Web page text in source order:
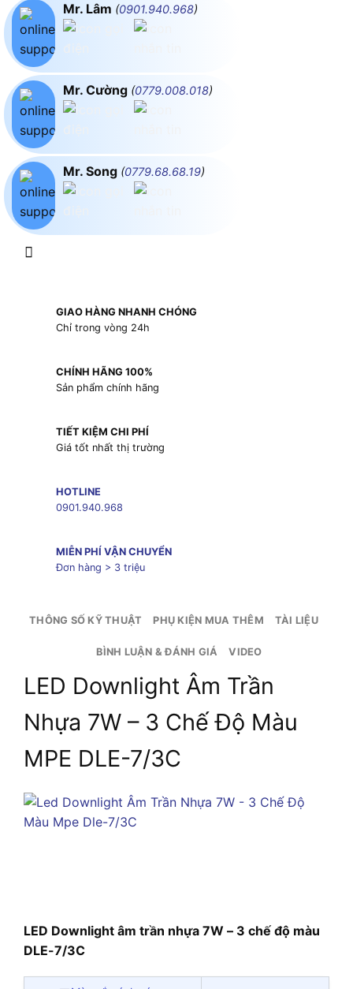
Mr. Lâm (0901.940.968)
Mr. Cường (0779.008.018)
Mr. Song (0779.68.68.19)
GIAO HÀNG NHANH CHÓNG
Chỉ trong vòng 24h
CHÍNH HÃNG 100%
Sản phẩm chính hãng
TIẾT KIỆM CHI PHÍ
Giá tốt nhất thị trường
HOTLINE
0901.940.968
MIỄN PHÍ VẬN CHUYỂN
Đơn hàng > 3 triệu
THÔNG SỐ KỸ THUẬT PHỤ KIỆN MUA THÊM TÀI LIỆU
BÌNH LUẬN & ĐÁNH GIÁ VIDEO
LED Downlight Âm Trần
Nhựa 7W – 3 Chế Độ Màu
MPE DLE-7/3C
LED Downlight âm trần nhựa 7W – 3 chế độ màu
DLE-7/3C